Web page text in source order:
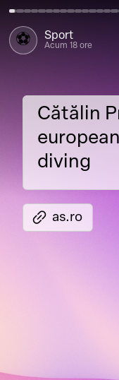
⚽️ Sport
Acum 18 ore
Cătălin
diving
Cătălin
european
diving
linkas.ro